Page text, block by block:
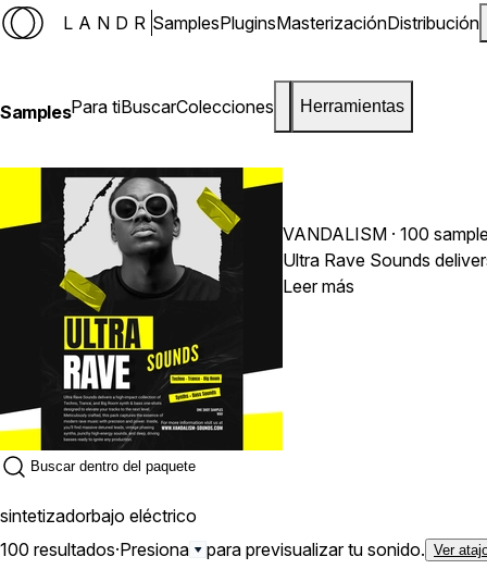
LANDR SamplesPluginsMasterizaciónDistribución
SamplesPara tiBuscarColecciones Herramientas
VANDALISM · 100
Ultra Rave Sounds
Leer más
sintetizadorbajo eléctrico
100 resultados·Presiona para previsualizar tu sonido. Ver